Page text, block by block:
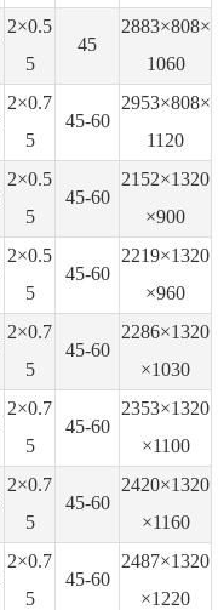
2×0.5
5
45
2883×808×
1060
2×0.7
5
45-60
2953×808×
1120
2×0.5
5
45-60
2152×1320
×900
2×0.5
5
45-60
2219×1320
×960
2×0.7
5
45-60
2286×1320
×1030
2×0.7
5
45-60
2353×1320
×1100
2×0.7
5
45-60
2420×1320
×1160
2×0.7
5
45-60
2487×1320
×1220